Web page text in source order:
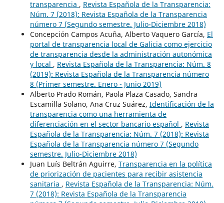
transparencia , Revista Española de la Transparencia:
Núm. 7 (2018): Revista Española de la Transparencia
número 7 (Segundo semestre. Julio-Diciembre 2018)
Concepción Campos Acuña, Alberto Vaquero García, El
portal de transparencia local de Galicia como ejercicio
de transparencia desde la administración autonómica
y local , Revista Española de la Transparencia: Núm. 8
(2019): Revista Española de la Transparencia número
8 (Primer semestre. Enero - Junio 2019)
Alberto Prado Román, Paola Plaza Casado, Sandra
Escamilla Solano, Ana Cruz Suárez, Identificación de la
transparencia como una herramienta de
diferenciación en el sector bancario español , Revista
Española de la Transparencia: Núm. 7 (2018): Revista
Española de la Transparencia número 7 (Segundo
semestre. Julio-Diciembre 2018)
Juan Luís Beltrán Aguirre, Transparencia en la política
de priorización de pacientes para recibir asistencia
sanitaria , Revista Española de la Transparencia: Núm.
7 (2018): Revista Española de la Transparencia